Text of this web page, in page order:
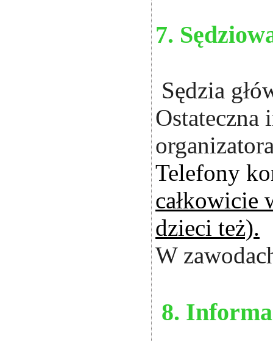
7.
Sędzia
Ostateczna
Telefony
całkowicie
dzieci też).
W
8.